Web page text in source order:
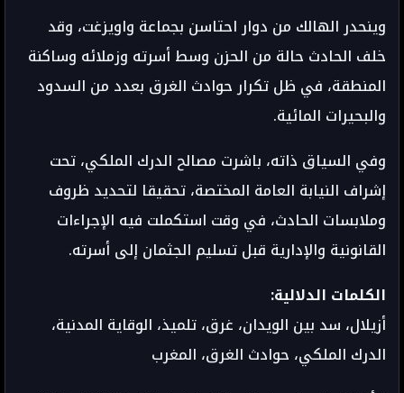
وينحدر الهالك من دوار احتاسن بجماعة واويزغت، وقد
خلف الحادث حالة من الحزن وسط أسرته وزملائه وساكنة
المنطقة، في ظل تكرار حوادث الغرق بعدد من السدود
والبحيرات المائية.
وفي السياق ذاته، باشرت مصالح الدرك الملكي، تحت
إشراف النيابة العامة المختصة، تحقيقا لتحديد ظروف
وملابسات الحادث، في وقت استكملت فيه الإجراءات
القانونية والإدارية قبل تسليم الجثمان إلى أسرته.
الكلمات الدلالية:
أزيلال، سد بين الويدان، غرق، تلميذ، الوقاية المدنية،
الدرك الملكي، حوادث الغرق، المغرب